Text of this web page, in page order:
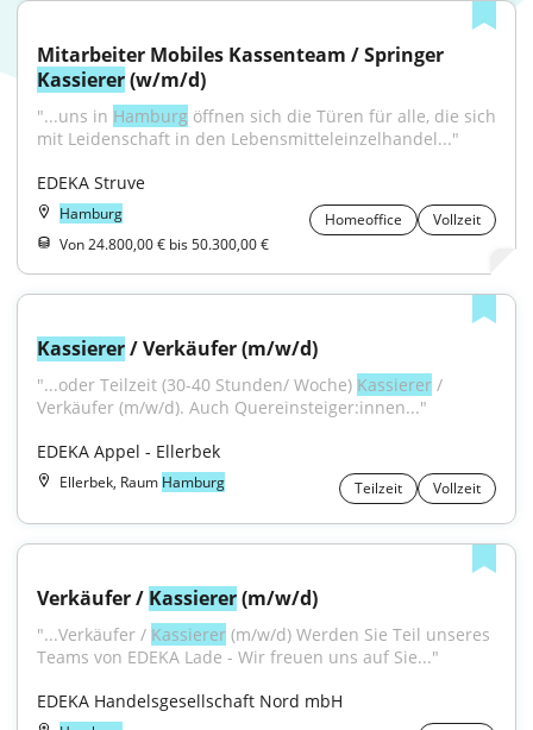
Kassierer (w/m/d)
"...uns in Hamburg öffnen sich die Türen für alle, die sich
mit Leidenschaft in den Lebensmitteleinzelhandel..."
EDEKA Struve
Hamburg Homeoffice
Vollzeit
Von 24.800,00 € bis 50.300,00 €
Kassierer / Verkäufer (m/w/d)
"...oder Teilzeit (30-40 Stunden/ Woche) Kassierer /
Verkäufer (m/w/d). Auch Quereinsteiger:innen..."
EDEKA Appel - Ellerbek
Ellerbek, Raum Hamburg Teilzeit Vollzeit
Verkäufer / Kassierer (m/w/d)
"...Verkäufer / Kassierer (m/w/d) Werden Sie Teil unseres
Teams von EDEKA Lade - Wir freuen uns auf Sie..."
EDEKA Handelsgesellschaft Nord mbH